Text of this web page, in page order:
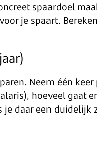
spaardoel
je spaart.
Neem één
hoeveel gaat
je daar een